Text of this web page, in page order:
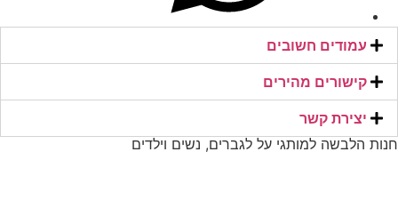
עמודים חשובים
קישורים מהירים​
יצירת קשר​
חנות הלבשה למותגי על לגברים, נשים וילדים